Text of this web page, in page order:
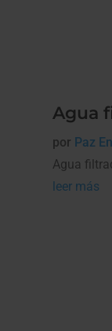
Agua
por Paz
Agua
leer más